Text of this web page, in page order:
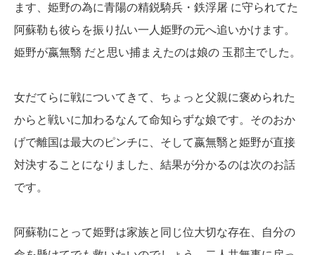
ます、姫野の為に青陽の精鋭騎兵・鉄浮屠 に守られてた
阿蘇勒も彼らを振り払い一人姫野の元へ追いかけます。
姫野が嬴無翳 だと思い捕まえたのは娘の 玉郡主でした。
女だてらに戦についてきて、ちょっと父親に褒められた
からと戦いに加わるなんて命知らずな娘です。そのおか
げで離国は最大のピンチに、そして嬴無翳と姫野が直接
対決することになりました、結果が分かるのは次のお話
です。
阿蘇勒にとって姫野は家族と同じ位大切な存在、自分の